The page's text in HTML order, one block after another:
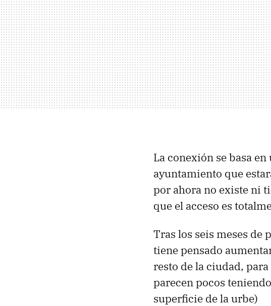
La conexión se basa
ayuntamiento que
por ahora no existe ni
que el acceso es
Tras los seis meses de
tiene pensado
resto de la ciudad,
parecen pocos
superficie de la urbe)